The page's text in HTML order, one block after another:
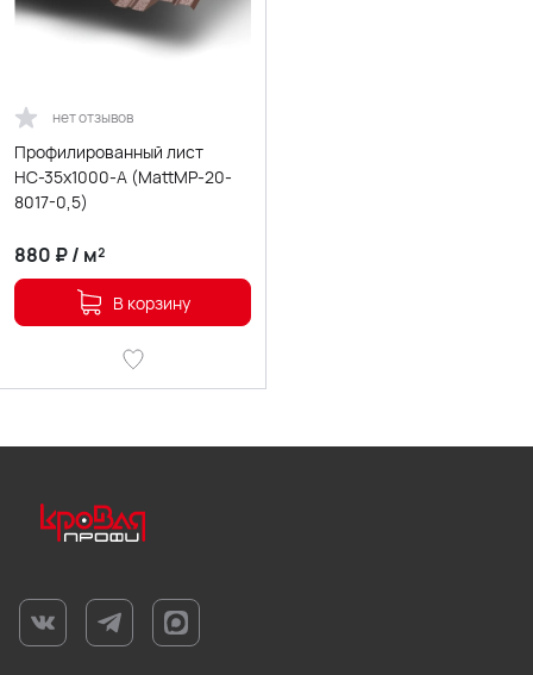
нет отзывов
Профилированный лист
НС-35х1000-A (MattMP-20-
8017-0,5)
880 ₽/ м²
В корзину